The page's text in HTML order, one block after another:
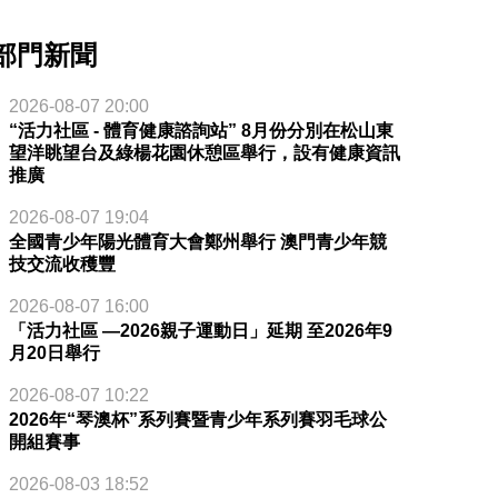
門新聞
2026-08-07 20:00
“活力社區 - 體育健康諮詢站” 8月份分別在松山東
望洋眺望台及綠楊花園休憩區舉行，設有健康資訊
推廣
2026-08-07 19:04
全國青少年陽光體育大會鄭州舉行 澳門青少年競
技交流收穫豐
2026-08-07 16:00
「活力社區 —2026親子運動日」延期 至2026年9
月20日舉行
2026-08-07 10:22
2026年“琴澳杯”系列賽暨青少年系列賽羽毛球公
開組賽事
2026-08-03 18:52